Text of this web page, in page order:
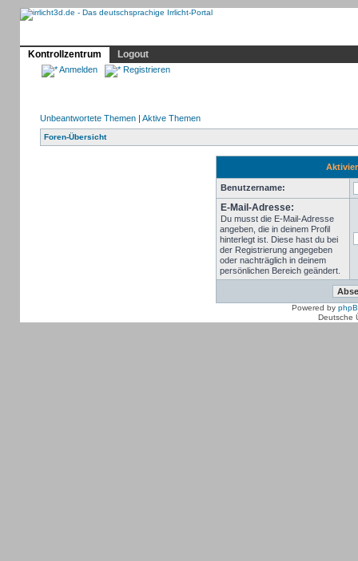
Kontrollzentrum
Logout
Anmelden Registrieren
Unbeantwortete Themen| Aktive Themen
Foren-Übersicht
Benutzername:
E-Mail-Adresse:
Du musst die E-Mail-Adresse
angeben, die in deinem Profil
hinterlegt ist. Diese hast du bei
der Registrierung angegeben
oder nachträglich in deinem
persönlichen Bereich geändert.
Powered by
Deutsche